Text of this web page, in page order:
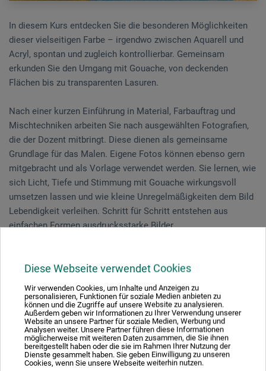
Diese Webseite verwendet Cookies
Wir verwenden Cookies, um Inhalte und Anzeigen zu
personalisieren, Funktionen für soziale Medien anbieten zu
können und die Zugriffe auf unsere Website zu analysieren.
Außerdem geben wir Informationen zu Ihrer Verwendung unserer
Website an unsere Partner für soziale Medien, Werbung und
Analysen weiter. Unsere Partner führen diese Informationen
möglicherweise mit weiteren Daten zusammen, die Sie ihnen
bereitgestellt haben oder die sie im Rahmen Ihrer Nutzung der
Dienste gesammelt haben. Sie geben Einwilligung zu unseren
Cookies, wenn Sie unsere Webseite weiterhin nutzen.
In diesem Kurs entdecken Sie die besonderen Möglichkeiten
dieser vielseitigen Farbe – irgendwo zwischen Aquarell und
Acryl, spontan und zugleich kontrollierbar. Gemeinsam
erkunden Sie den Umgang mit Gouache, von deckenden
Flächen bis zu transparenten Lasuren.
Nach einer kurzen Einführung in Material, Farbauftrag und
Mischtechniken arbeiten Sie nach ausgewählten Fotografien,
die der Dozent mitbringt. Diese dienen als gemeinsame
Grundlage für das Malen. Eigene Fotos können ebenso gern
mitgebracht und als Vorlage verwendet werden. Sie lernen, wie
sich Licht, Tiefe und Stimmung mit Gouache wirkungsvoll
umsetzen lassen und wie kleine Unregelmäßigkeiten dem Bild
Lebendigkeit verleihen. Schritt für Schritt entstehen aus
einfachen Formen ausdrucksstarke Bilder.
Gouache-Bild, sondern auch ein neues Gefühl für Farbe, Mut
zum Experiment und viele praktische Tipps für das
Weiterarbeiten zu Hause mit.
Veranstaltungsdatum
24. Jul. 2026